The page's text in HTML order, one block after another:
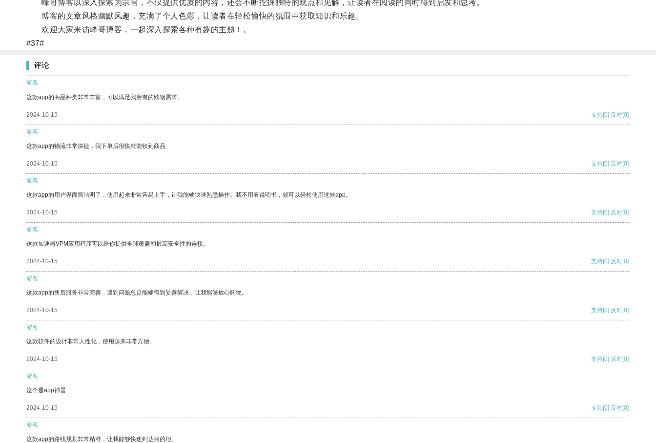
峰哥博客以深入探索为宗旨，不仅提供优质的内容，还会不断挖掘独特的观点和见解，让读者在阅读的同时得到启发和思考。
博客的文章风格幽默风趣，充满了个人色彩，让读者在轻松愉快的氛围中获取知识和乐趣。
欢迎大家来访峰哥博客，一起深入探索各种有趣的主题！。
#37#
评论
游客
这款app的商品种类非常丰富，可以满足我所有的购物需求。
2024-10-15 支持[0] 反对[0]
游客
这款app的物流非常快捷，我下单后很快就能收到商品。
2024-10-15 支持[0] 反对[0]
游客
这款app的用户界面简洁明了，使用起来非常容易上手，让我能够快速熟悉操作。我不用看说明书，就可以轻松使用这款app。
2024-10-15 支持[0] 反对[0]
游客
这款加速器VPM应用程序可以给你提供全球覆盖和最高安全性的连接。
2024-10-15 支持[0] 反对[0]
游客
这款app的售后服务非常完善，遇到问题总是能够得到妥善解决，让我能够放心购物。
2024-10-15 支持[0] 反对[0]
游客
这款软件的设计非常人性化，使用起来非常方便。
2024-10-15 支持[0] 反对[0]
游客
这个是app神器
2024-10-15 支持[0] 反对[0]
游客
这款app的路线规划非常精准，让我能够快速到达目的地。